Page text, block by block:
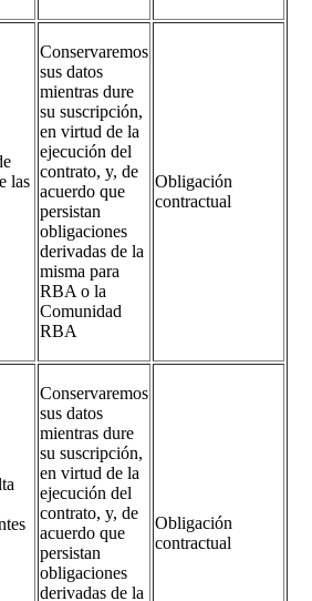
las
Conservaremos
sus datos
mientras dure
su suscripción,
en virtud de la
ejecución del
contrato, y, de
acuerdo que
persistan
obligaciones
derivadas de la
misma para
RBA o la
Comunidad
RBA
Obligación
contractual
Conservaremos
sus datos
mientras dure
su suscripción,
en virtud de la
ejecución del
contrato, y, de
acuerdo que
persistan
obligaciones
derivadas de la
Obligación
contractual